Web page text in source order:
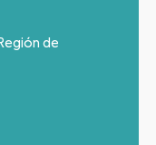
de